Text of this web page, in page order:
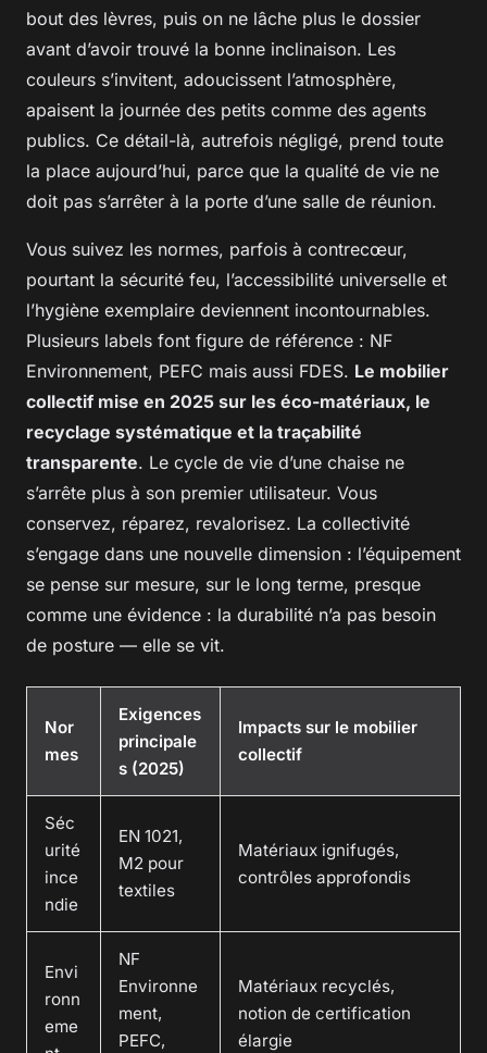
bout des lèvres, puis on ne lâche plus le dossier
avant d’avoir trouvé la bonne inclinaison. Les
couleurs s’invitent, adoucissent l’atmosphère,
apaisent la journée des petits comme des agents
publics. Ce détail-là, autrefois négligé, prend toute
la place aujourd’hui, parce que la qualité de vie ne
doit pas s’arrêter à la porte d’une salle de réunion.
Vous suivez les normes, parfois à contrecœur,
pourtant la sécurité feu, l’accessibilité universelle et
l’hygiène exemplaire deviennent incontournables.
Plusieurs labels font figure de référence : NF
Environnement, PEFC mais aussi FDES. Le mobilier
collectif mise en 2025 sur les éco-matériaux, le
recyclage systématique et la traçabilité
transparente. Le cycle de vie d’une chaise ne
s’arrête plus à son premier utilisateur. Vous
conservez, réparez, revalorisez. La collectivité
s’engage dans une nouvelle dimension : l’équipement
se pense sur mesure, sur le long terme, presque
comme une évidence : la durabilité n’a pas besoin
de posture — elle se vit.
Nor
mes
Exigences
principale
s (2025)
Impacts sur le mobilier
collectif
Séc
urité
ince
ndie
EN 1021,
M2 pour
textiles
Matériaux ignifugés,
contrôles approfondis
Envi
ronn
eme
NF
Environne
ment,
PEFC,
Matériaux recyclés,
notion de certification
élargie